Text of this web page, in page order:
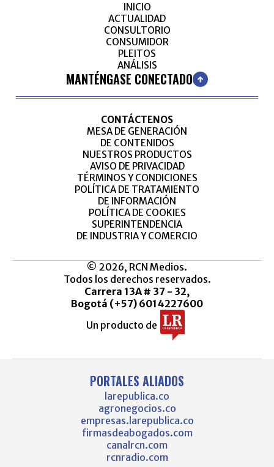
INICIO
ACTUALIDAD
CONSULTORIO
CONSUMIDOR
PLEITOS
ANÁLISIS
MANTÉNGASE CONECTADO
CONTÁCTENOS
MESA DE GENERACIÓN
DE CONTENIDOS
NUESTROS PRODUCTOS
AVISO DE PRIVACIDAD
TÉRMINOS Y CONDICIONES
POLÍTICA DE TRATAMIENTO
DE INFORMACIÓN
POLÍTICA DE COOKIES
SUPERINTENDENCIA
DE INDUSTRIA Y COMERCIO
© 2026, RCN Medios.
Todos los derechos reservados.
Carrera 13A # 37 - 32,
Bogotá (+57) 6014227600
Un producto de
PORTALES ALIADOS
larepublica.co
agronegocios.co
empresas.larepublica.co
firmasdeabogados.com
canalrcn.com
rcnradio.com